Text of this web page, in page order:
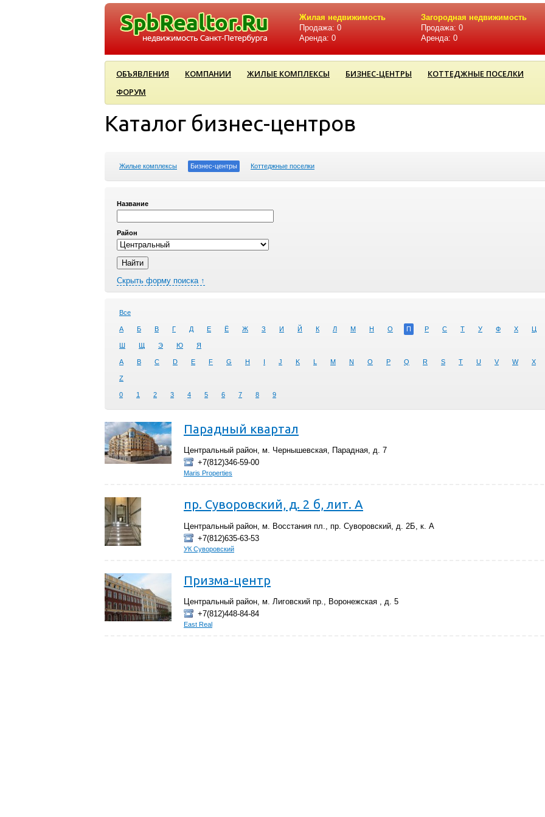
Жилая недвижимость
Продажа: 0
Аренда: 0
Загородная недвижимость
Продажа: 0
Аренда: 0
ОБЪЯВЛЕНИЯ КОМПАНИИ ЖИЛЫЕ КОМПЛЕКСЫ БИЗНЕС-ЦЕНТРЫ
КОТТЕДЖНЫЕ ПОСЕЛКИ
ФОРУМ
Каталог бизнес-центров
Жилые комплексы Бизнес-центры Коттеджные поселки
Название
Район
Скрыть форму поиска ↑
Все
А Б В Г Д Е Ё Ж З И Й К Л М Н О П Р С Т У Ф Х Ц
Ш Щ Э Ю Я
A B C D E F G H I J K L M N O P Q R S T U V W X
Z
0 1 2 3 4 5 6 7 8 9
Парадный квартал
Центральный район, м. Чернышевская, Парадная, д. 7
+7(812)346-59-00
Maris Properties
пр. Суворовский, д. 2 б, лит. А
Центральный район, м. Восстания пл., пр. Суворовский, д. 2Б, к. А
+7(812)635-63-53
УК Суворовский
Призма-центр
Центральный район, м. Лиговский пр., Воронежская , д. 5
+7(812)448-84-84
East Real